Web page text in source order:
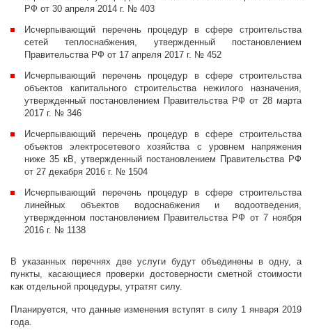
РФ от 30 апреля 2014 г. № 403
Исчерпывающий перечень процедур в сфере строительства
сетей теплоснабжения, утвержденный постановлением
Правительства РФ от 17 апреля 2017 г. № 452
Исчерпывающий перечень процедур в сфере строительства
объектов капитального строительства нежилого назначения,
утвержденный постановлением Правительства РФ от 28 марта
2017 г. № 346
Исчерпывающий перечень процедур в сфере строительства
объектов электросетевого хозяйства с уровнем напряжения
ниже 35 кВ, утвержденный постановлением Правительства РФ
от 27 декабря 2016 г. № 1504
Исчерпывающий перечень процедур в сфере строительства
линейных объектов водоснабжения и водоотведения,
утвержденном постановлением Правительства РФ от 7 ноября
2016 г. № 1138
В указанных перечнях две услуги будут объединены в одну, а
пункты, касающиеся проверки достоверности сметной стоимости
как отдельной процедуры, утратят силу.
Планируется, что данные изменения вступят в силу 1 января 2019
года.